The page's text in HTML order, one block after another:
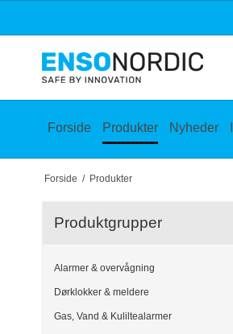
Forside Produkter Nyheder
Forside / Produkter
Produktgrupper
Alarmer & overvågning
Dørklokker & meldere
Gas, Vand & Kuliltealarmer